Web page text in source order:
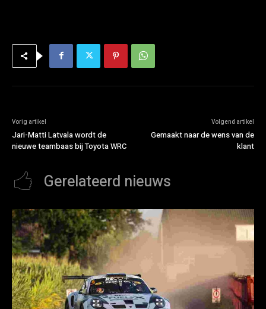
Vorig artikel
Jari-Matti Latvala wordt de
nieuwe teambaas bij Toyota WRC
Volgend artikel
Gemaakt naar de wens van de
klant
Gerelateerd nieuws